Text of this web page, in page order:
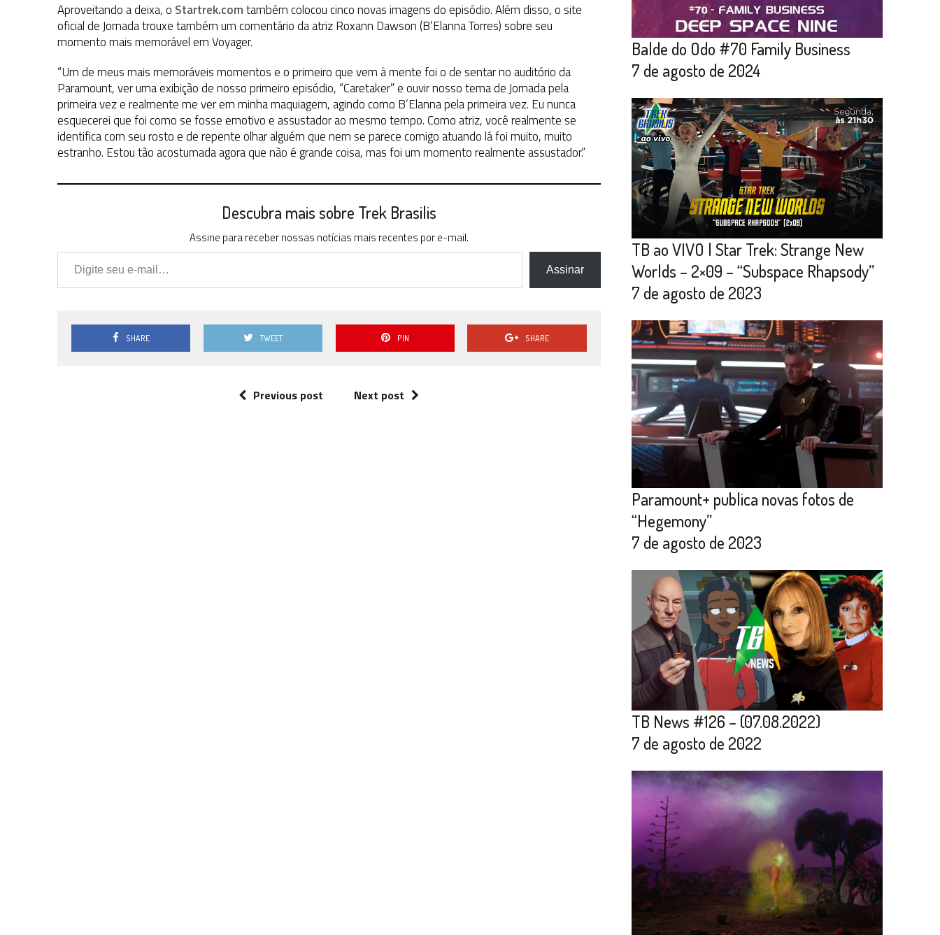
Aproveitando a deixa, o Startrek.comtambém colocou cinco novas imagens do episódio. Além disso, o site
oficial de Jornada trouxe também um comentário da atriz Roxann Dawson (B’Elanna Torres) sobre seu
momento mais memorável em Voyager.
“Um de meus mais memoráveis momentos e o primeiro que vem à mente foi o de sentar no auditório da
Paramount, ver uma exibição de nosso primeiro episódio, “Caretaker” e ouvir nosso tema de Jornada pela
primeira vez e realmente me ver em minha maquiagem, agindo como B’Elanna pela primeira vez. Eu nunca
esquecerei que foi como se fosse emotivo e assustador ao mesmo tempo. Como atriz, você realmente se
identifica com seu rosto e de repente olhar alguém que nem se parece comigo atuando lá foi muito, muito
estranho. Estou tão acostumada agora que não é grande coisa, mas foi um momento realmente assustador.”
Descubra mais sobre Trek Brasilis
Assine para receber nossas notícias mais recentes por e-mail.
Digite seu e-mail…
Assinar
SHARE TWEET PIN SHARE
Previous post Next post
Balde do Odo #70 Family Business
7 de agosto de 2024
TB ao VIVO | Star Trek: Strange New
Worlds – 2×09 – “Subspace Rhapsody”
7 de agosto de 2023
Paramount+ publica novas fotos de
“Hegemony”
7 de agosto de 2023
TB News #126 – (07.08.2022)
7 de agosto de 2022